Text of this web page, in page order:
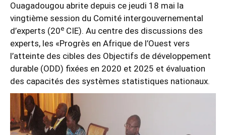
Ouagadougou abrite depuis ce jeudi 18 mai la
vingtième session du Comité intergouvernemental
d’experts (20e CIE). Au centre des discussions des
experts, les «Progrès en Afrique de l’Ouest vers
l’atteinte des cibles des Objectifs de développement
durable (ODD) fixées en 2020 et 2025 et évaluation
des capacités des systèmes statistiques nationaux.